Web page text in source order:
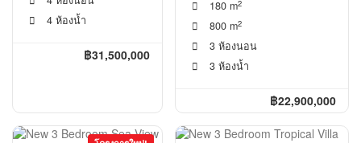
4 ห้องน้ำ
฿31,500,000
180 m2
800 m2
3 ห้องนอน
3 ห้องน้ำ
฿22,900,000